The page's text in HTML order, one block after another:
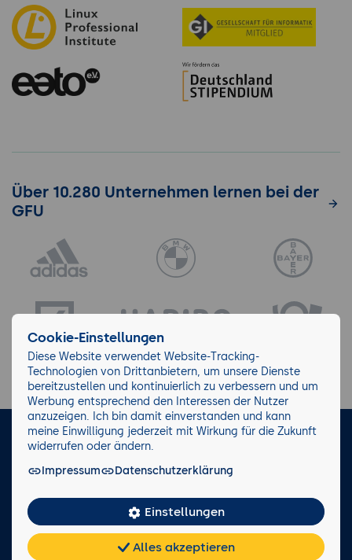
Über 10.280 Unternehmen lernen bei der
GFU
LinkedIn Facebook
Facts
0221 82 80 90
Cookie-Einstellungen
Diese Website verwendet Website-Tracking-
Technologien von Drittanbietern, um unsere Dienste
bereitzustellen und kontinuierlich zu verbessern und um
Werbung entsprechend den Interessen der Nutzer
anzuzeigen. Ich bin damit einverstanden und kann
meine Einwilligung jederzeit mit Wirkung für die Zukunft
widerrufen oder ändern.
Impressum
Datenschutzerklärung
Einstellungen
Alles akzeptieren